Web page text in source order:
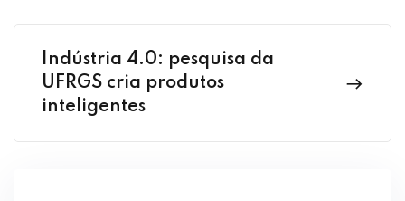
Indústria 4.0: pesquisa da
UFRGS cria produtos
inteligentes